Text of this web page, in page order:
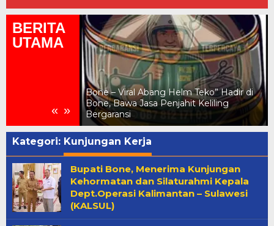
BERITA
UTAMA
« »
Bone – Viral Abang Helm Teko” Hadir di
Bone, Bawa Jasa Penjahit Keliling
Bergaransi
Kategori: Kunjungan Kerja
Bupati Bone, Menerima Kunjungan
Kehormatan dan Silaturahmi Kepala
Dept.Operasi Kalimantan – Sulawesi
(KALSUL)